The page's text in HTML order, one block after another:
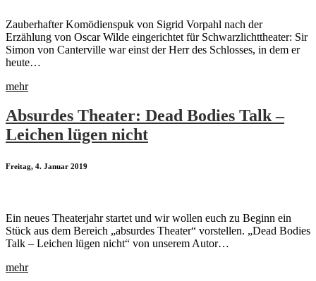
Zauberhafter Komödienspuk von Sigrid Vorpahl nach der
Erzählung von Oscar Wilde eingerichtet für Schwarzlichttheater: Sir
Simon von Canterville war einst der Herr des Schlosses, in dem er
heute…
mehr
Absurdes Theater: Dead Bodies Talk –
Leichen lügen nicht
Freitag, 4. Januar 2019
Ein neues Theaterjahr startet und wir wollen euch zu Beginn ein
Stück aus dem Bereich „absurdes Theater“ vorstellen. „Dead Bodies
Talk – Leichen lügen nicht“ von unserem Autor…
mehr